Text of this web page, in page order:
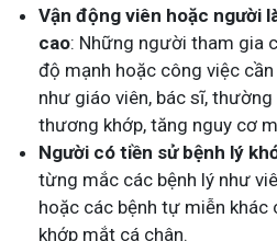
Vận động viên hoặc người
cao: Những người tham gia
độ mạnh hoặc công việc
như giáo viên, bác sĩ, thường
thương khớp, tăng nguy cơ
Người có tiền sử bệnh lý
từng mắc các bệnh lý như
hoặc các bệnh tự miễn khác
khớp mắt cá chân.